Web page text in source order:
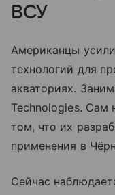
ВСУ
Американцы
технологий для
акваториях.
Technologies. Сам
том, что их
применения в
Сейчас